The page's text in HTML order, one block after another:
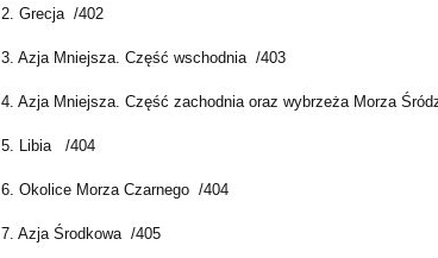
2. Grecja /402
3. Azja Mniejsza. Część wschodnia /403
4. Azja Mniejsza. Część zachodnia oraz wybrzeża Morza
5. Libia /404
6. Okolice Morza Czarnego /404
7. Azja Środkowa /405